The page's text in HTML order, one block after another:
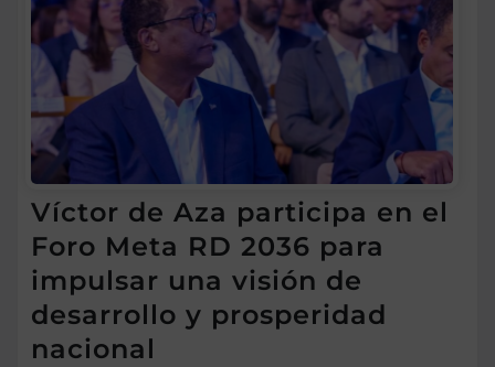
Víctor de Aza participa en el
Foro Meta RD 2036 para
impulsar una visión de
desarrollo y prosperidad
nacional